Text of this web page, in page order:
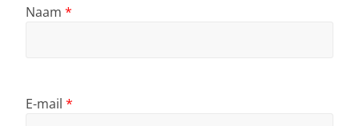
Naam *
E-mail *